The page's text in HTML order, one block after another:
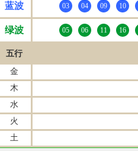
蓝波 03 04 09 10
绿波 05 06 11 16
五行
金
木
水
火
土